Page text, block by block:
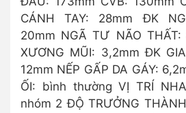
CÁNH TAY: 28mm ĐK
20mm NGÃ TƯ NÃO
XƯƠNG MŨI: 3,2mm ĐK
12mm NẾP GẤP DA GÁY:
ỐI: bình thường VỊ TRÍ
nhóm 2 ĐỘ TRƯỞNG